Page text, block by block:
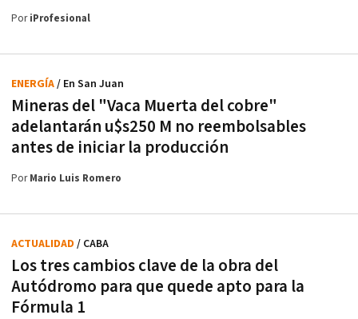
PoriProfesional
Mineras del "Vaca Muerta del cobre"
adelantarán u$s250 M no reembolsables
antes de iniciar la producción
ENERGÍA/ En San Juan
PorMario Luis Romero
Los tres cambios clave de la obra del
Autódromo para que quede apto para la
Fórmula 1
ACTUALIDAD / CABA